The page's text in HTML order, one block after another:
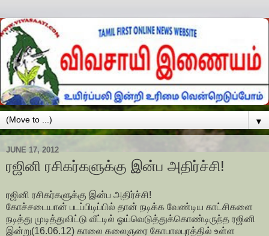
▼
JUNE 17, 2012
ரஜினி ரசிகர்களுக்கு இன்ப அதிர்ச்சி!
ரஜினி ரசிகர்களுக்கு இன்ப அதிர்ச்சி!
கோச்சடையான் படப்பிடிப்பில் தான் நடிக்க வேண்டிய காட்சிகளை
நடித்து முடித்துவிட்டு வீட்டில் ஓய்வெடுத்துக்கொண்டிருந்த ரஜினி
இன்று(16.06.12) காலை கலைஞரை கோபாலபுரத்தில் உள்ள